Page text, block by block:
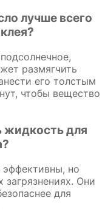
лучше всего
размягчить
его толстым
чтобы вещество
жидкость для
эффективны, но
Они
для